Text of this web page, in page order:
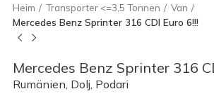
Heim Transporter <=3,5 Tonnen
Van
Mercedes Benz Sprinter 316 CDI Euro 6!!!
Mercedes Benz Sprinter 316
Rumänien, Dolj, Podari